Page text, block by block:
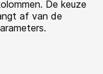
De keuze
af van de